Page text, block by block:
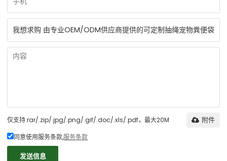
仅支持.rar/.zip/.jpg/.png/.gif/.doc/.xls/.pdf，最大20M 附件
同意使用服务条款,服务条款
发送信息